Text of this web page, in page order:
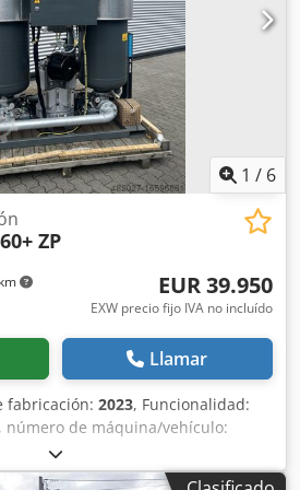
1 / 6
ZP
EUR 39.950
EXW precio fijo IVA no incluído
Llamar
fabricación: 2023, Funcionalidad:
, número de máquina/vehículo:
960 mm
mm, peso total:1.720 kg, presión